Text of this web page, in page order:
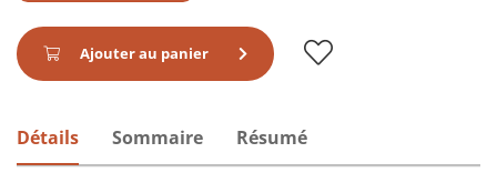
Ajouter au panier
Détails Sommaire Résumé